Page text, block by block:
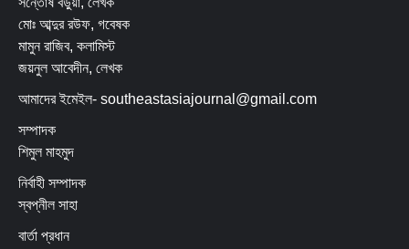
মোঃ আব্দুর রউফ, গবেষক
মামুন রাজিব, কলামিস্ট
জয়নুল আবেদীন, লেখক
আমাদের ইমেইল- southeastasiajournal@gmail.com
সম্পাদক
শিমুল মাহমুদ
নির্বাহী সম্পাদক
স্বপ্নীল সাহা
বার্তা প্রধান